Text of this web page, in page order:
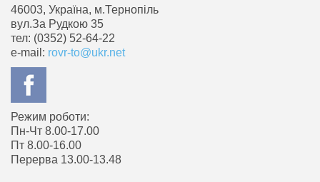
46003, Україна, м.Тернопіль
вул.За Рудкою 35
тел: (0352) 52-64-22
e-mail: rovr-to@ukr.net
Режим роботи:
Пн-Чт 8.00-17.00
Пт 8.00-16.00
Перерва 13.00-13.48